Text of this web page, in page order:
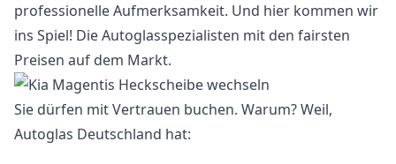
professionelle Aufmerksamkeit. Und hier kommen wir
ins Spiel! Die Autoglasspezialisten mit den fairsten
Preisen auf dem Markt.
Sie dürfen mit Vertrauen buchen. Warum? Weil,
Autoglas Deutschland hat: